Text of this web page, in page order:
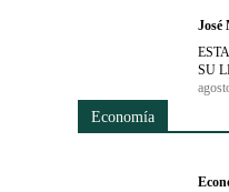
José
SU
Economía